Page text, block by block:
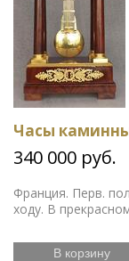
Часы
340 000 руб.
Франция. Перв.
ходу. В
В корзину